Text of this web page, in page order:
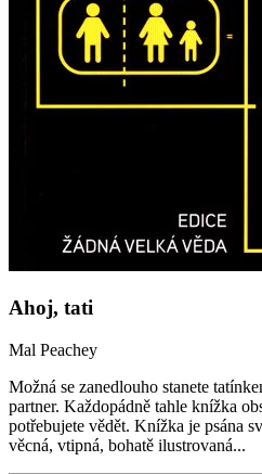
Ahoj, tati
Mal Peachey
Možná se zanedlouho stanete
partner. Každopádně tahle knížka
potřebujete vědět. Knížka je psána
věcná, vtipná, bohatě ilustrovaná...